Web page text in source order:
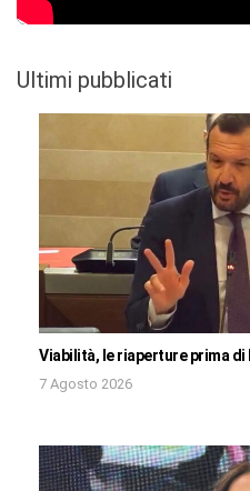
Ultimi pubblicati
Viabilità, le riaperture prima
7 Agosto 2026